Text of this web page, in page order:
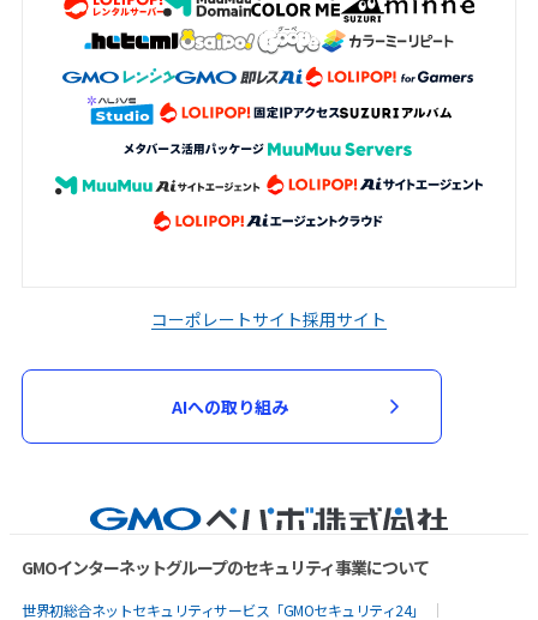
コーポレートサイト採用サイト
AIへの取り組み
GMOインターネットグループのセキュリティ事業について
世界初総合ネットセキュリティサービス「GMOセキュリティ24」